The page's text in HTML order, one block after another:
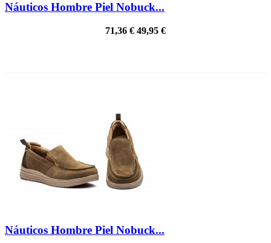
Náuticos Hombre Piel Nobuck...
71,36 € 49,95 €
Náuticos Hombre Piel Nobuck...